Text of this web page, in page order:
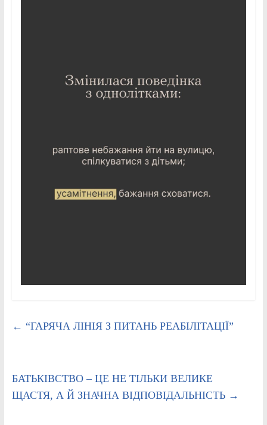
← “ГАРЯЧА ЛІНІЯ З ПИТАНЬ РЕАБІЛІТАЦІЇ”
БАТЬКІВСТВО – ЦЕ НЕ ТІЛЬКИ ВЕЛИКЕ
ЩАСТЯ, А Й ЗНАЧНА ВІДПОВІДАЛЬНІСТЬ →